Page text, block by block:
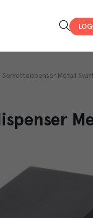
Servettdispenser Metall Svart